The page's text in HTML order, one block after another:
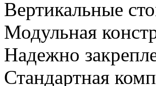
Вертикальные
Модульная
Надежно
Стандартная